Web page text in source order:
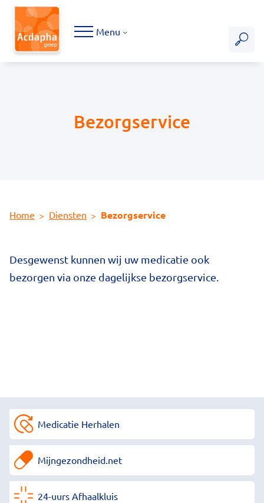
Hoofdmenu
Menu
Home Diensten Bezorgservice
Bezorgservice
Desgewenst kunnen wij uw medicatie ook
bezorgen via onze dagelijkse bezorgservice.
Medicatie Herhalen
Mijngezondheid.net
24-uurs Afhaalkluis